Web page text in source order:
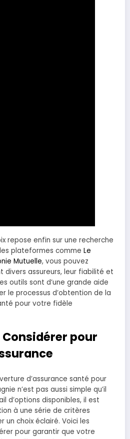
repose enfin sur une recherche
plateformes comme Le
Mutuelle, vous pouvez
assureurs, leur fiabilité et
outils sont d’une grande aide
le processus d’obtention de la
pour votre fidèle
Considérer pour
d’assurance santé pour
n’est pas aussi simple qu’il
d’options disponibles, il est
à une série de critères
un choix éclairé. Voici les
pour garantir que votre